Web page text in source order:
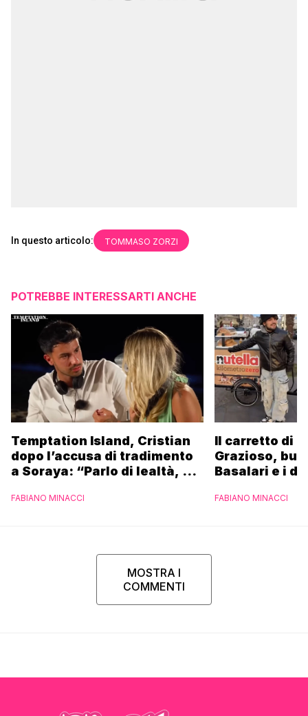
In questo articolo: TOMMASO ZORZI
POTREBBE INTERESSARTI ANCHE
Temptation Island, Cristian
dopo l’accusa di tradimento
a Soraya: “Parlo di lealtà, ma
FABIANO MINACCI
Il carretto di
Grazioso,
Basalari e i
Ferrero”
FABIANO MINACCI
MOSTRA I
COMMENTI